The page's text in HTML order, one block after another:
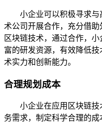
小企业可以积极寻求
术公司开展合作，充分借
区块链技术，通过合作，
富的研发资源，有效降低
术实力和创新能力。
合理规划成本
小企业在应用区块链
务需求，制定科学合理的